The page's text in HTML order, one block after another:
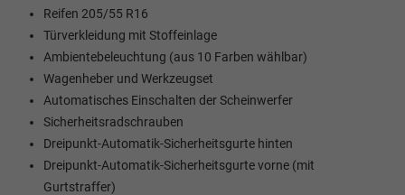
Reifen 205/55 R16
Türverkleidung mit Stoffeinlage
Ambientebeleuchtung (aus 10 Farben wählbar)
Wagenheber und Werkzeugset
Automatisches Einschalten der Scheinwerfer
Sicherheitsradschrauben
Dreipunkt-Automatik-Sicherheitsgurte hinten
Dreipunkt-Automatik-Sicherheitsgurte vorne (mit
Gurtstraffer)